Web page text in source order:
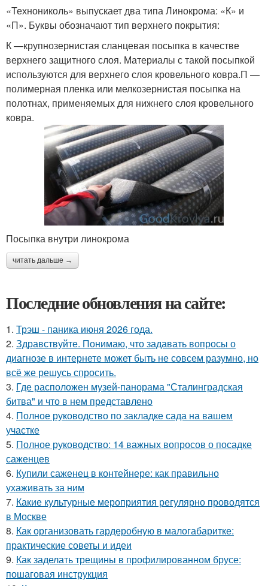
«Технониколь» выпускает два типа Линокрома: «К» и
«П». Буквы обозначают тип верхнего покрытия:
К —крупнозернистая сланцевая посыпка в качестве
верхнего защитного слоя. Материалы с такой посыпкой
используются для верхнего слоя кровельного ковра.П —
полимерная пленка или мелкозернистая посыпка на
полотнах, применяемых для нижнего слоя кровельного
ковра.
Посыпка внутри линокрома
читать дальше →
Последние обновления на сайте:
1. Трэш - паника июня 2026 года.
2. Здравствуйте. Понимаю, что задавать вопросы о
диагнозе в интернете может быть не совсем разумно, но
всё же решусь спросить.
3. Где расположен музей-панорама "Сталинградская
битва" и что в нем представлено
4. Полное руководство по закладке сада на вашем
участке
5. Полное руководство: 14 важных вопросов о посадке
саженцев
6. Купили саженец в контейнере: как правильно
ухаживать за ним
7. Какие культурные мероприятия регулярно проводятся
в Москве
8. Как организовать гардеробную в малогабаритке:
практические советы и идеи
9. Как заделать трещины в профилированном брусе:
пошаговая инструкция